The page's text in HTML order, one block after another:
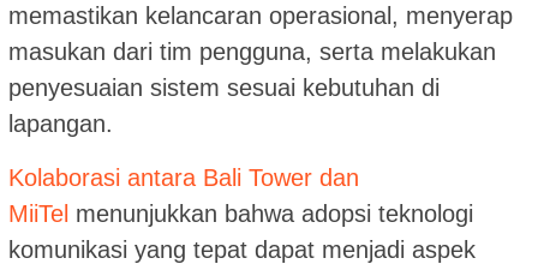
memastikan kelancaran operasional, menyerap
masukan dari tim pengguna, serta melakukan
penyesuaian sistem sesuai kebutuhan di
lapangan.
Kolaborasi antara Bali Tower dan
MiiTel menunjukkan bahwa adopsi teknologi
komunikasi yang tepat dapat menjadi aspek